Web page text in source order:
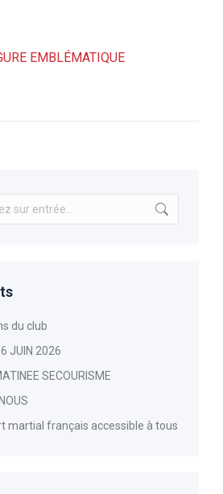
EMBLÉMATIQUE
du club
JUIN 2026
SECOURISME
martial français accessible à tous